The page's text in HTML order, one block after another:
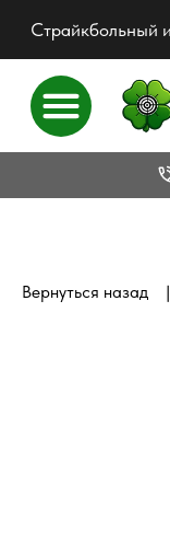
Страйкбольный
+7
Вернуться назад |